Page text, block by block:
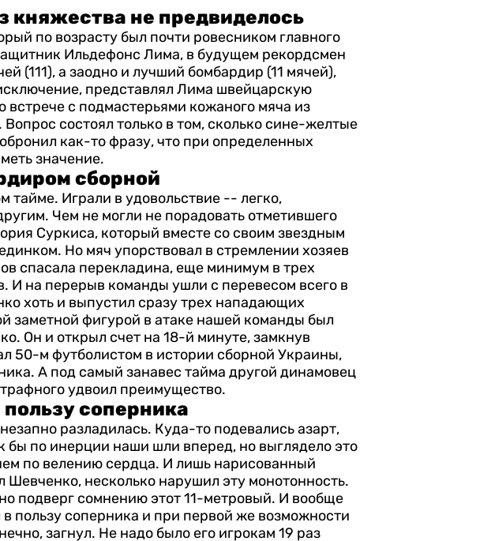
княжества не предвиделось
по возрасту был почти ровесником главного
Ильдефонс Лима, в будущем рекордсмен
(111), а заодно и лучший бомбардир (11 мячей),
представлял Лима швейцарскую
с подмастерьями кожаного мяча из
состоял только в том, сколько сине-желтые
как-то фразу, что при определенных
значение.
сборной
тайме. Играли в удовольствие -- легко,
Чем не могли не порадовать отметившего
Суркиса, который вместе со своим звездным
Но мяч упорствовал в стремлении хозяев
спасала перекладина, еще минимум в трех
И на перерыв команды ушли с перевесом всего в
хоть и выпустил сразу трех нападающих
заметной фигурой в атаке нашей команды был
Он и открыл счет на 18-й минуте, замкнув
50-м футболистом в истории сборной Украины,
А под самый занавес тайма другой динамовец
удвоил преимущество.
соперника
разладилась. Куда-то подевались азарт,
бы по инерции наши шли вперед, но выглядело это
по велению сердца. И лишь нарисованный
несколько нарушил эту монотонность.
подверг сомнению этот 11-метровый. И вообще
пользу соперника и при первой же возможности
загнул. Не надо было его игрокам 19 раз